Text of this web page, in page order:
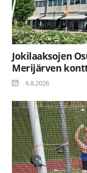
Jokilaaksojen
Merijärven
6.8.2026